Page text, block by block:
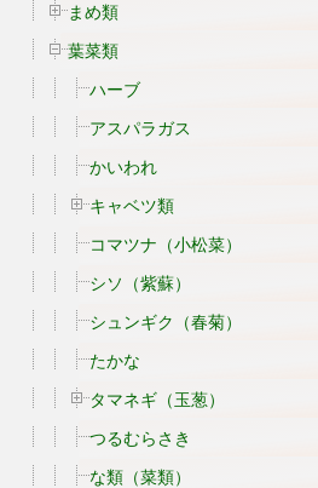
まめ類
葉菜類
ハーブ
アスパラガス
かいわれ
キャベツ類
コマツナ（小松菜）
シソ（紫蘇）
シュンギク（春菊）
たかな
タマネギ（玉葱）
つるむらさき
な類（菜類）